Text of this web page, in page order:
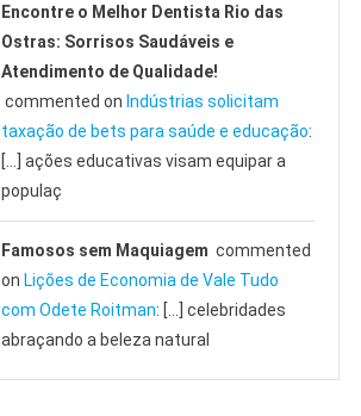
Encontre o Melhor Dentista Rio das
Ostras: Sorrisos Saudáveis e
Atendimento de Qualidade!
commented on Indústrias solicitam
taxação de bets para saúde e educação:
[…] ações educativas visam equipar a
populaç
Famosos sem Maquiagem commented
on Lições de Economia de Vale Tudo
com Odete Roitman: […] celebridades
abraçando a beleza natural